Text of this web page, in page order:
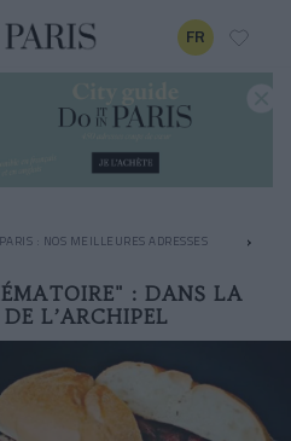
FR
: NOS MEILLEURES ADRESSES
: DANS LA
L’ARCHIPEL